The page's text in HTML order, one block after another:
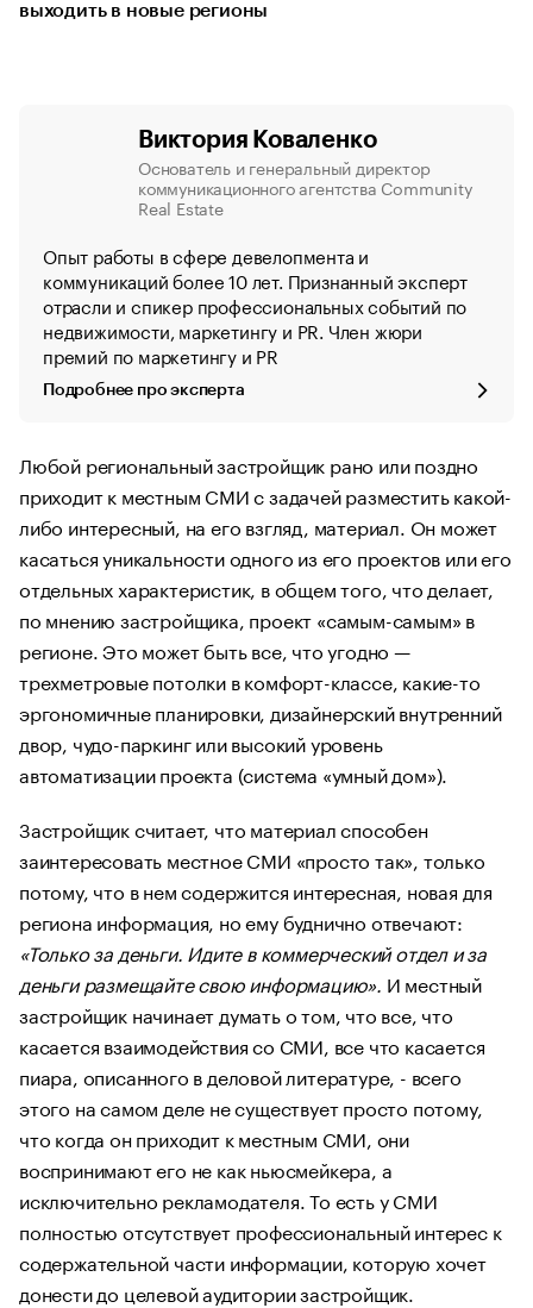
выходить в новые регионы
Виктория Коваленко
Основатель и генеральный директор
коммуникационного агентства Сommunity
Real Estate
Опыт работы в сфере девелопмента и
коммуникаций более 10 лет. Признанный эксперт
отрасли и спикер профессиональных событий по
недвижимости, маркетингу и PR. Член жюри
премий по маркетингу и PR
Подробнее про эксперта
Любой региональный застройщик рано или поздно
приходит к местным СМИ с задачей разместить какой-
либо интересный, на его взгляд, материал. Он может
касаться уникальности одного из его проектов или его
отдельных характеристик, в общем того, что делает,
по мнению застройщика, проект «самым-самым» в
регионе. Это может быть все, что угодно —
трехметровые потолки в комфорт-классе, какие-то
эргономичные планировки, дизайнерский внутренний
двор, чудо-паркинг или высокий уровень
автоматизации проекта (система «умный дом»).
Застройщик считает, что материал способен
заинтересовать местное СМИ «просто так», только
потому, что в нем содержится интересная, новая для
региона информация, но ему буднично отвечают:
«Только за деньги. Идите в коммерческий отдел и за
деньги размещайте свою информацию». И местный
застройщик начинает думать о том, что все, что
касается взаимодействия со СМИ, все что касается
пиара, описанного в деловой литературе, - всего
этого на самом деле не существует просто потому,
что когда он приходит к местным СМИ, они
воспринимают его не как ньюсмейкера, а
исключительно рекламодателя. То есть у СМИ
полностью отсутствует профессиональный интерес к
содержательной части информации, которую хочет
донести до целевой аудитории застройщик.